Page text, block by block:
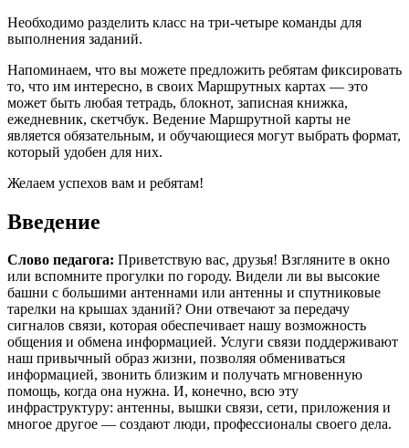
Необходимо разделить класс на три-четыре команды для
выполнения заданий.
Напоминаем, что вы можете предложить ребятам фиксировать
то, что им интересно, в своих Маршрутных картах — это
может быть любая тетрадь, блокнот, записная книжка,
ежедневник, скетчбук. Ведение Маршрутной карты не
является обязательным, и обучающиеся могут выбрать формат,
который удобен для них.
Желаем успехов вам и ребятам!
Введение
Слово педагога: Приветствую вас, друзья! Взгляните в окно
или вспомните прогулки по городу. Видели ли вы высокие
башни с большими антеннами или антенны и спутниковые
тарелки на крышах зданий? Они отвечают за передачу
сигналов связи, которая обеспечивает нашу возможность
общения и обмена информацией. Услуги связи поддерживают
наш привычный образ жизни, позволяя обмениваться
информацией, звонить близким и получать мгновенную
помощь, когда она нужна. И, конечно, всю эту
инфраструктуру: антенны, вышки связи, сети, приложения и
многое другое — создают люди, профессионалы своего дела.